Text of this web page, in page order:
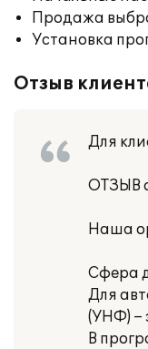
Продажа
Установка
Отзыв
Для
ОТЗЫВ
Наша
Сфера
Для
(УНФ) –
В